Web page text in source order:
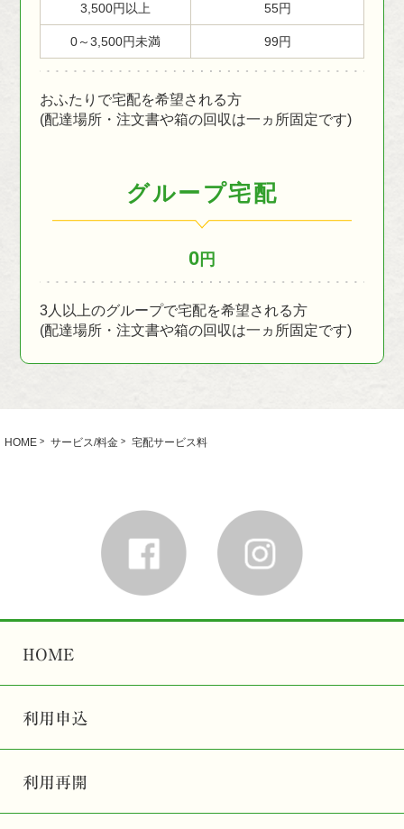
3,500円以上 55円
0～3,500円未満 99円
おふたりで宅配を希望される方
(配達場所・注文書や箱の回収は一ヵ所固定です)
グループ宅配
0 円
3人以上のグループで宅配を希望される方
(配達場所・注文書や箱の回収は一ヵ所固定です)
HOME サービス/料金 宅配サービス料
HOME
利用申込
利用再開